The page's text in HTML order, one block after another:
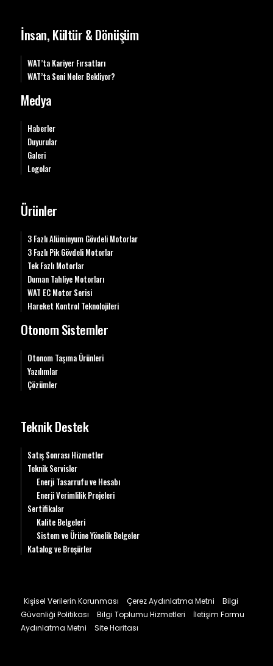
İnsan, Kültür & Dönüşüm
WAT’ta Kariyer Fırsatları
WAT’ta Seni Neler Bekliyor?
Medya
Haberler
Duyurular
Galeri
Logolar
Ürünler
3 Fazlı Alüminyum Gövdeli Motorlar
3 Fazlı Pik Gövdeli Motorlar
Tek Fazlı Motorlar
Duman Tahliye Motorları
WAT EC Motor Serisi
Hareket Kontrol Teknolojileri
Otonom Sistemler
Otonom Taşıma Ürünleri
Yazılımlar
Çözümler
Teknik Destek
Satış Sonrası Hizmetler
Teknik Servisler
Enerji Tasarrufu ve Hesabı
Enerji Verimlilik Projeleri
Sertifikalar
Kalite Belgeleri
Sistem ve Ürüne Yönelik Belgeler
Katalog ve Broşürler
Kişisel Verilerin Korunması Çerez Aydınlatma Metni
Bilgi
Güvenliği Politikası
Bilgi Toplumu Hizmetleri
İletişim Formu
Aydınlatma Metni
Site Haritası